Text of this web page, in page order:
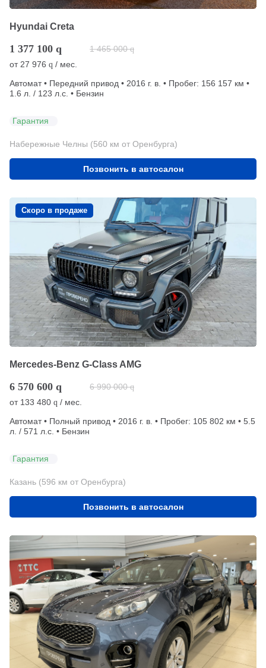
Hyundai Creta
1 377 100 q 1 465 000 q
от27 976 q / мес.
Автомат • Передний привод • 2016 г. в. • Пробег: 156 157 км •
1.6 л. / 123 л.с. • Бензин
Гарантия
Набережные Челны (560 км от Оренбурга)
Позвонить в автосалон
Скоро в продаже
Mercedes-Benz G-Class AMG
6 570 600 q 6 990 000 q
от 133 480 q / мес.
Автомат • Полный привод • 2016 г. в. • Пробег: 105 802 км • 5.5
л. / 571 л.с. • Бензин
Гарантия
Казань (596 км от Оренбурга)
Позвонить в автосалон